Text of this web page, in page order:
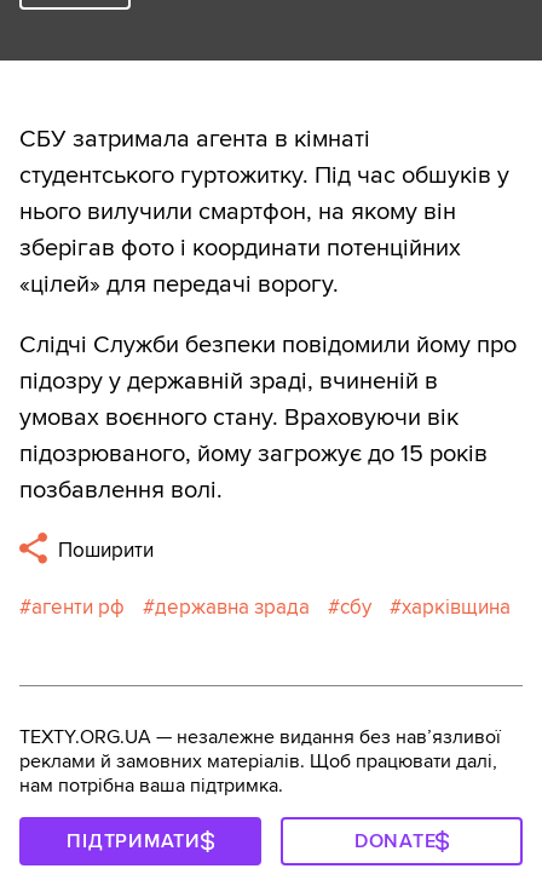
СБУ затримала агента в кімнаті
студентського гуртожитку. Під час обшуків у
нього вилучили смартфон, на якому він
зберігав фото і координати потенційних
«цілей» для передачі ворогу.
Слідчі Служби безпеки повідомили йому про
підозру у державній зраді, вчиненій в
умовах воєнного стану. Враховуючи вік
підозрюваного, йому загрожує до 15 років
позбавлення волі.
Поширити
агенти рф державна зрада сбу харківщина
TEXTY.ORG.UA — незалежне видання без навʼязливої
реклами й замовних матеріалів. Щоб працювати далі,
нам потрібна ваша підтримка.
ПІДТРИМАТИ DONATE